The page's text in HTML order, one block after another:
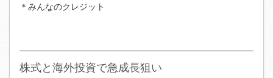
＊みんなのクレジット
株式と海外投資で急成長狙い